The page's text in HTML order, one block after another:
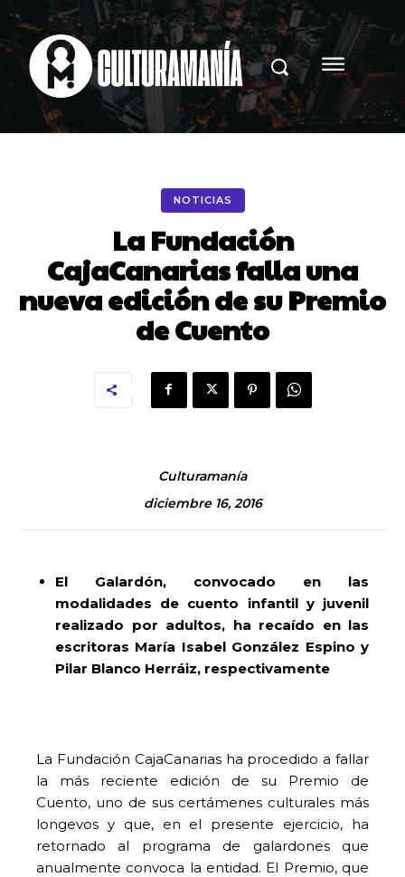
NOTICIAS
La Fundación
CajaCanarias falla una
nueva edición de su Premio
de Cuento
Culturamanía
diciembre 16, 2016
El Galardón, convocado en las
modalidades de cuento infantil y juvenil
realizado por adultos, ha recaído en las
escritoras María Isabel González Espino y
Pilar Blanco Herráiz, respectivamente
La Fundación CajaCanarias ha procedido a fallar
la más reciente edición de su Premio de
Cuento, uno de sus certámenes culturales más
longevos y que, en el presente ejercicio, ha
retornado al programa de galardones que
anualmente convoca la entidad. El Premio, que